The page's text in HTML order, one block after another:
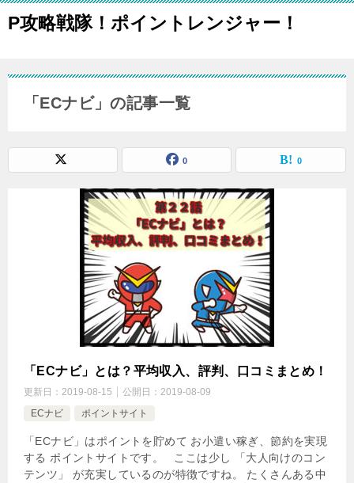
P攻略戦隊！ポイントレンジャー！
「ECナビ」の記事一覧
0 0
「ECナビ」とは？平均収入、評判、口コミまとめ！
更新日： 2019-08-15 公開日： 2019-08-09
ECナビ
ポイントサイト
「ECナビ」はポイントを貯めて お小遣い稼ぎ、節約を実現
する ポイントサイトです。 ここは少し 「大人向けのコン
テンツ」 が充実しているのが特徴ですね。 たくさんある中